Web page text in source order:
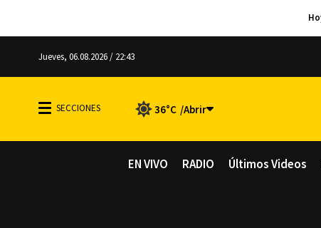
Jueves, 06.08.2026 / 22:43
36°C
EN VIVO RADIO Últimos Videos